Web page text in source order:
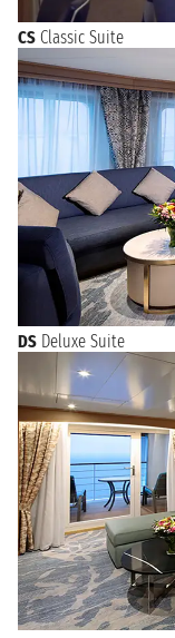
CS Classic Suite
DS Deluxe Suite